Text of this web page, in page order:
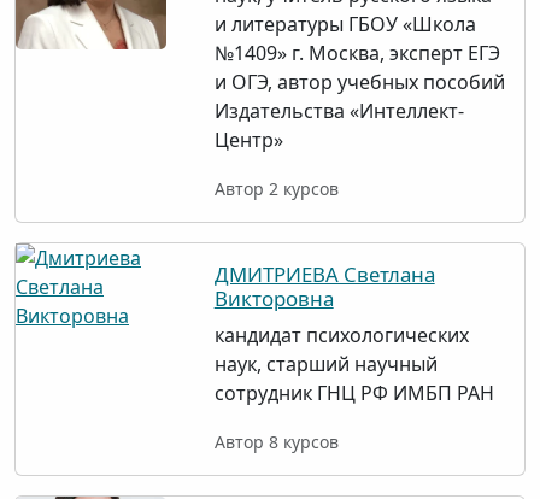
и литературы ГБОУ «Школа
№1409» г. Москва, эксперт ЕГЭ
и ОГЭ, автор учебных пособий
Издательства «Интеллект-
Центр»
Автор 2 курсов
ДМИТРИЕВА Светлана
Викторовна
кандидат психологических
наук, cтарший научный
сотрудник ГНЦ РФ ИМБП РАН
Автор 8 курсов